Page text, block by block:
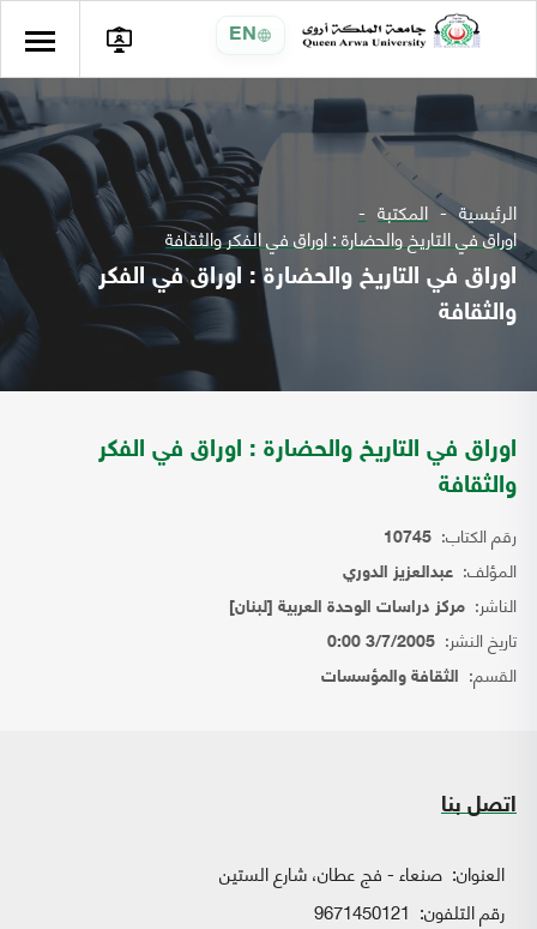
EN
الرئيسية المكتبة
اوراق في التاريخ والحضارة : اوراق في الفكر والثقافة
اوراق في التاريخ والحضارة : اوراق في الفكر
والثقافة
اوراق في التاريخ والحضارة : اوراق في الفكر
والثقافة
رقم الكتاب: 10745
المؤلف: عبدالعزيز الدوري
الناشر: مركز دراسات الوحدة العربية [لبنان]
تاريخ النشر: 3/7/2005 0:00
القسم: الثقافة والمؤسسات
اتصل بنا
العنوان: صنعاء - فج عطان، شارع الستين
رقم التلفون: 9671450121